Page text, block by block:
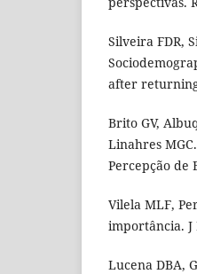
Silveira FDR,
after returning
Brito GV,
Linahres
Percepção de
Vilela MLF,
importância. J
Lucena DBA,